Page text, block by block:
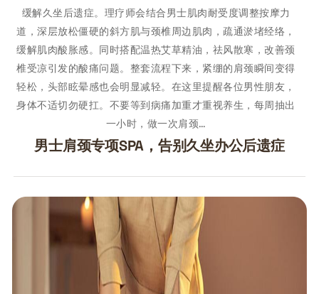
缓解久坐后遗症。理疗师会结合男士肌肉耐受度调整按摩力
道，深层放松僵硬的斜方肌与颈椎周边肌肉，疏通淤堵经络，
缓解肌肉酸胀感。同时搭配温热艾草精油，祛风散寒，改善颈
椎受凉引发的酸痛问题。整套流程下来，紧绷的肩颈瞬间变得
轻松，头部眩晕感也会明显减轻。在这里提醒各位男性朋友，
身体不适切勿硬扛。不要等到病痛加重才重视养生，每周抽出
一小时，做一次肩颈…
男士肩颈专项SPA，告别久坐办公后遗症